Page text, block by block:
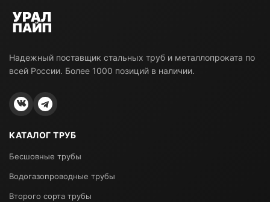
Надежный поставщик стальных труб и металлопроката по
всей России. Более 1000 позиций в наличии.
КАТАЛОГ ТРУБ
Бесшовные трубы
Водогазопроводные трубы
Второго сорта трубы